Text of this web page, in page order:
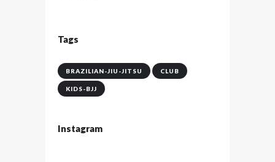
Tags
BRAZILIAN-JIU-JITSU CLUB
KIDS-BJJ
Instagram